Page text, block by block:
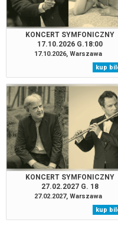
KONCERT SYMFONICZNY
17.10.2026 G.18:00
17.10.2026, Warszawa
kup
KONCERT SYMFONICZNY
27.02.2027 G. 18
27.02.2027, Warszawa
kup